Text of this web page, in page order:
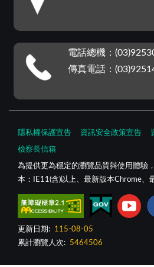
電話總機：
傳真電話：
隱私權保護宣告 資訊安全政策宣告
檢察長信箱
為提供更為穩定的瀏覽品質與使用體驗
本：IE11(含)以上、最新版本Chrome、
更新日期:
115-08-05
累計瀏覽人次:
5464506